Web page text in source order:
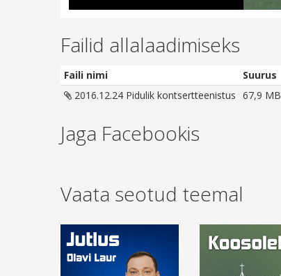
Failid allalaadimiseks
Faili nimi Suurus
2016.12.24 Pidulik kontsertteenistus 67,9 MB
Jaga Facebookis
Vaata seotud teemal